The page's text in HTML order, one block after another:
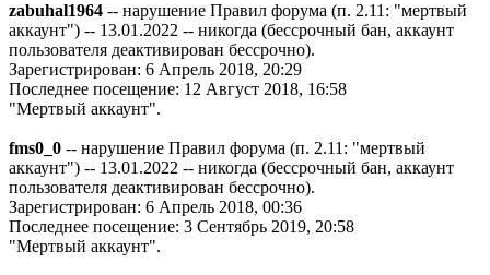
zabuhal1964 -- нарушение Правил форума (п. 2.11: "мертвый
аккаунт") -- 13.01.2022 -- никогда (бессрочный бан, аккаунт
пользователя деактивирован бессрочно).
Зарегистрирован: 6 Апрель 2018, 20:29
Последнее посещение: 12 Август 2018, 16:58
"Мертвый аккаунт".
fms0_0 -- нарушение Правил форума (п. 2.11: "мертвый
аккаунт") -- 13.01.2022 -- никогда (бессрочный бан, аккаунт
пользователя деактивирован бессрочно).
Зарегистрирован: 6 Апрель 2018, 00:36
Последнее посещение: 3 Сентябрь 2019, 20:58
"Мертвый аккаунт".